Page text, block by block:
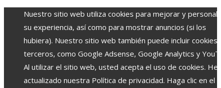
Nuestro sitio web utiliza cookies para mejorar y
su experiencia, así como para mostrar anuncios (si los
hubiera). Nuestro sitio web también puede incluir cookies
terceros, como Google Adsense, Google Analytics y
Al utilizar el sitio web, usted acepta el uso de cookies.
actualizado nuestra Política de privacidad. Haga clic en el